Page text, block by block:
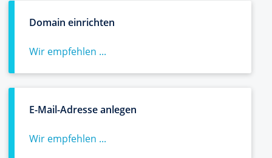
Domain einrichten
Wir empfehlen ...
E-Mail-Adresse anlegen
Wir empfehlen ...